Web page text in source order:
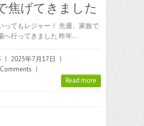
焦げてきました
ってもレジャー！ 先週、家族で
へ行ってきました 昨年…
| 2025年7月17日
|
|
Read more